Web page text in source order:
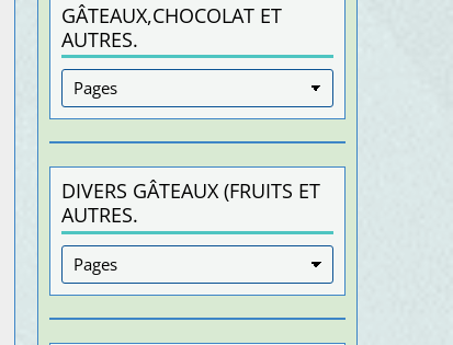
GÂTEAUX,CHOCOLAT ET
AUTRES.
DIVERS GÂTEAUX (FRUITS ET
AUTRES.